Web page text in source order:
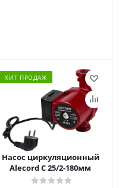
ХИТ ПРОДАЖ
Насос циркуляционный
Alecord C 25/2-180мм